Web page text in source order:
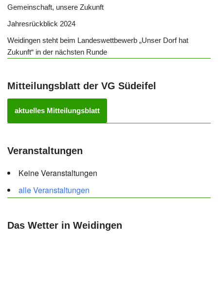
Gemeinschaft, unsere Zukunft
Jahresrückblick 2024
Weidingen steht beim Landeswettbewerb „Unser Dorf hat
Zukunft“ in der nächsten Runde
Mitteilungsblatt der VG Südeifel
aktuelles Mitteilungsblatt
Veranstaltungen
Keine Veranstaltungen
alle Veranstaltungen
Das Wetter in Weidingen